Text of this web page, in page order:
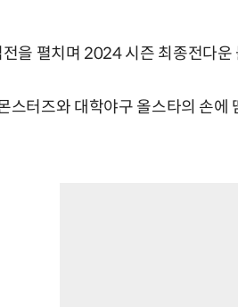
을 펼치며 2024 시즌 최종전다운
스터즈와 대학야구 올스타의 손에